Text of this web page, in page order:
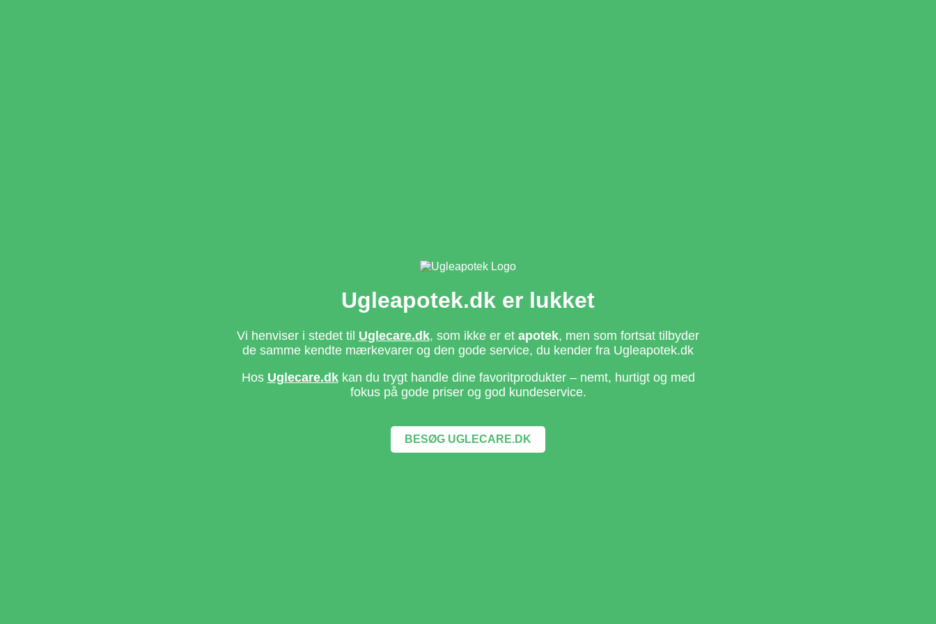
Ugleapotek.dk er lukket
Vi henviser i stedet til Uglecare.dk, som ikke er et apotek, men som fortsat tilbyder
de samme kendte mærkevarer og den gode service, du kender fra Ugleapotek.dk
Hos Uglecare.dkkan du trygt handle dine favoritprodukter – nemt, hurtigt og med
fokus på gode priser og god kundeservice.
BESØG UGLECARE.DK